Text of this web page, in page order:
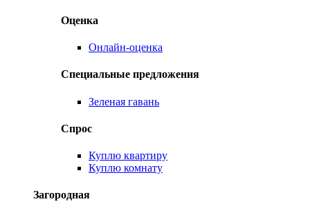
Оценка
Онлайн-оценка
Специальные предложения
Зеленая гавань
Спрос
Куплю квартиру
Куплю комнату
Загородная